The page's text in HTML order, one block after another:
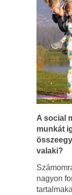
A social
munkát
valaki?
nagyon